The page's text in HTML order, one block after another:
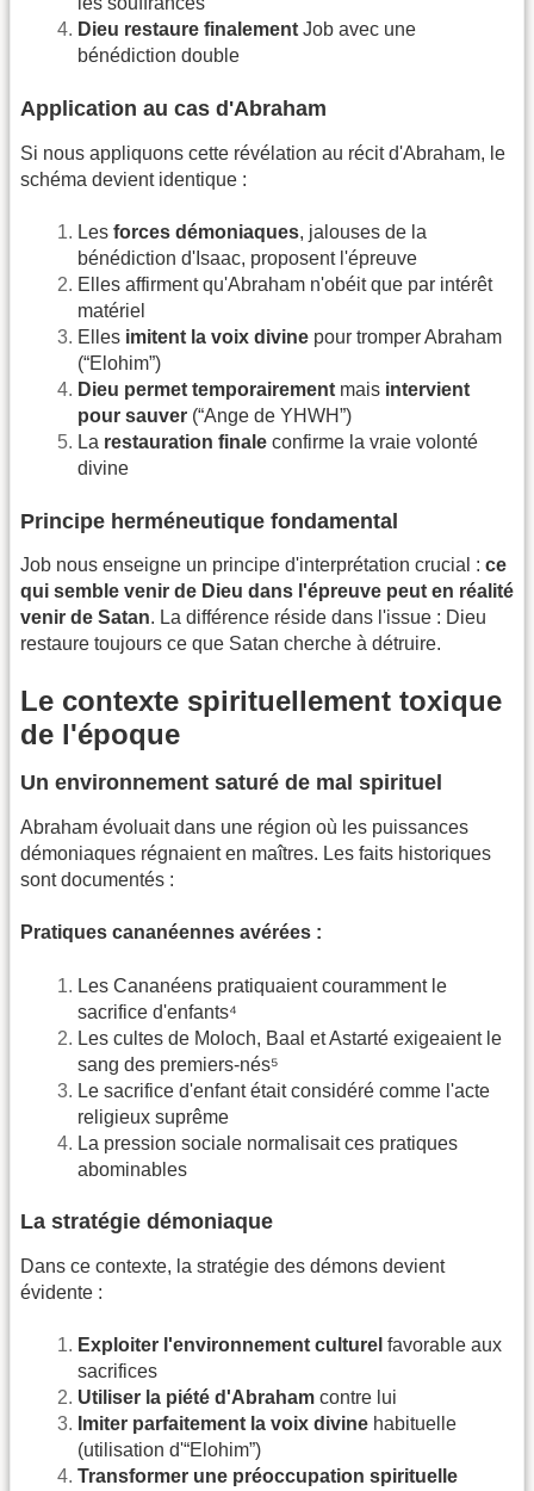
Dieu restaure finalement Job avec une
bénédiction double
Application au cas d'Abraham
Si nous appliquons cette révélation au récit d'Abraham, le
schéma devient identique :
Les forces démoniaques, jalouses de la
bénédiction d'Isaac, proposent l'épreuve
Elles affirment qu'Abraham n'obéit que par intérêt
matériel
Elles imitent la voix divine pour tromper Abraham
(“Elohim”)
Dieu permet temporairement mais intervient
pour sauver (“Ange de YHWH”)
La restauration finale confirme la vraie volonté
divine
Principe herméneutique fondamental
Job nous enseigne un principe d'interprétation crucial : ce
qui semble venir de Dieu dans l'épreuve peut en réalité
venir de Satan. La différence réside dans l'issue : Dieu
restaure toujours ce que Satan cherche à détruire.
Le contexte spirituellement toxique
de l'époque
Un environnement saturé de mal spirituel
Abraham évoluait dans une région où les puissances
démoniaques régnaient en maîtres. Les faits historiques
sont documentés :
Pratiques cananéennes avérées :
Les Cananéens pratiquaient couramment le
sacrifice d'enfants⁴
Les cultes de Moloch, Baal et Astarté exigeaient le
sang des premiers-nés⁵
Le sacrifice d'enfant était considéré comme l'acte
religieux suprême
La pression sociale normalisait ces pratiques
abominables
La stratégie démoniaque
Dans ce contexte, la stratégie des démons devient
évidente :
Exploiter l'environnement culturel favorable aux
sacrifices
Utiliser la piété d'Abraham contre lui
Imiter parfaitement la voix divine habituelle
(utilisation d'“Elohim”)
Transformer une préoccupation spirituelle